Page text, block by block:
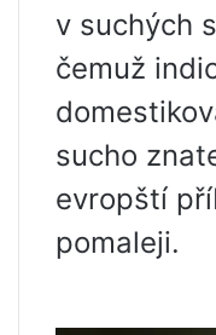
v suchých
čemuž
sucho
evropští
pomaleji.